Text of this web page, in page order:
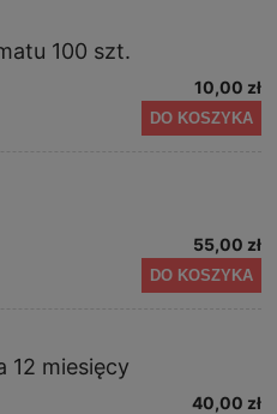
100 szt.
10,00 zł
DO KOSZYKA
55,00 zł
DO KOSZYKA
12 miesięcy
40,00 zł